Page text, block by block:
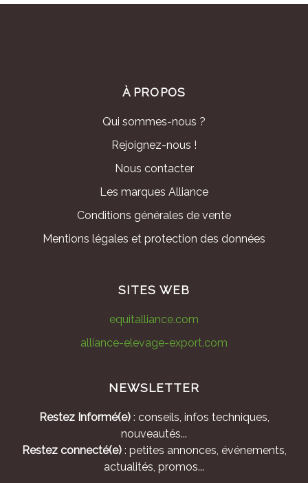
À PROPOS
Qui sommes-nous ?
Rejoignez-nous !
Nous contacter
Les marques Alliance
Conditions générales de vente
Mentions légales et protection des données
SITES WEB
equitalliance.com
alliance-elevage-export.com
NEWSLETTER
Restez Informé(e): conseils, infos techniques,
nouveautés...
Restez connecté(e): petites annonces, événements,
actualités, promos...